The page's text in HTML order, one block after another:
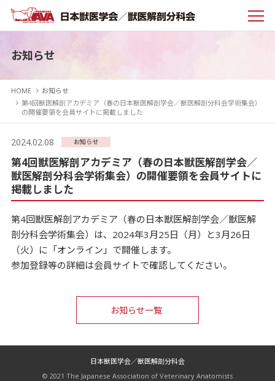
お知らせ
HOME
お知らせ
第4回獣医解剖アカデミア（春の日本獣医解剖学会／獣医解剖分科会学術集会）
の開催要領を会員サイトに掲載しました
2024.02.08 お知らせ
第4回獣医解剖アカデミア（春の日本獣医解剖学会／
獣医解剖分科会学術集会）の開催要領を会員サイトに
掲載しました
第4回獣医解剖アカデミア（春の日本獣医解剖学会／獣医解
剖分科会学術集会）は、 2024年3月25日（月）と3月26日
（火）に「オンライン」で開催します。
参加登録等の詳細は会員サイトで確認してください。
お知らせ一覧
日本獣医学会／獣医解剖分科会
© 2021 The Japanese Association of Veterinary Anatomists